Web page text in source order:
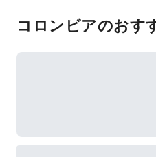
コロンビアのおす